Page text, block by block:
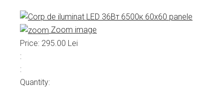
Zoom image
Price: 295.00 Lei
:
:
Quantity: